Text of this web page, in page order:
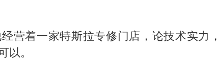
营着一家特斯拉专修门店，论技术实力，
。